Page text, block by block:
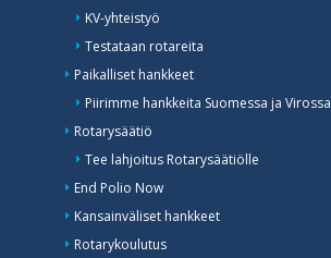
KV-yhteistyö
Testataan rotareita
Paikalliset hankkeet
Piirimme hankkeita Suomessa ja Virossa
Rotarysäätiö
Tee lahjoitus Rotarysäätiölle
End Polio Now
Kansainväliset hankkeet
Rotarykoulutus